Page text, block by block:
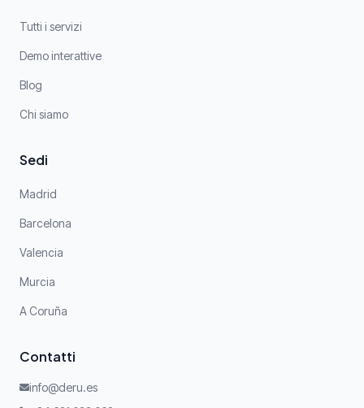
Tutti i servizi
Demo interattive
Blog
Chi siamo
Sedi
Madrid
Barcelona
Valencia
Murcia
A Coruña
Contatti
info@deru.es